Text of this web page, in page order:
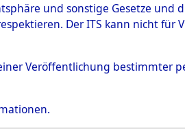
KAMSCHELIN, ALEXEJ
und sonstige Gesetze
Der ITS kann nicht für
Veröffentlichung bestimmter